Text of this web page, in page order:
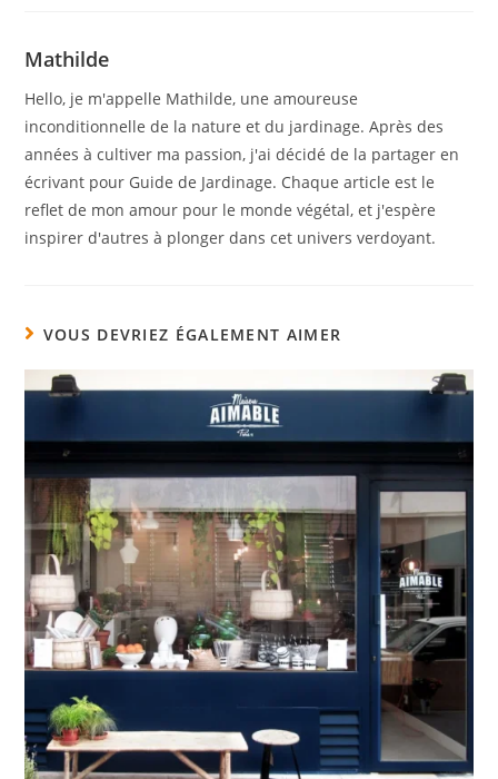
Mathilde
Hello, je m'appelle Mathilde, une amoureuse
inconditionnelle de la nature et du jardinage. Après des
années à cultiver ma passion, j'ai décidé de la partager en
écrivant pour Guide de Jardinage. Chaque article est le
reflet de mon amour pour le monde végétal, et j'espère
inspirer d'autres à plonger dans cet univers verdoyant.
VOUS DEVRIEZ ÉGALEMENT AIMER